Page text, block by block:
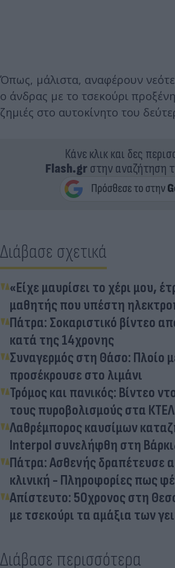
Όπως, μάλιστα, αναφέρουν
ο άνδρας με το τσεκούρι
ζημιές στο αυτοκίνητο του
Κάνε κλικ και δες
Flash.grστην αναζήτηση
Διάβασε σχετικά
«Eίχε μαυρίσει το χέρι μου,
μαθητής που υπέστη
Πάτρα: Σοκαριστικό βίντεο
κατά της 14χρονης
Συναγερμός στη Θάσο: Πλοίο
προσέκρουσε στο λιμάνι
Τρόμος και πανικός: Βίντεο
τους πυροβολισμούς στα
Λαθρέμπορος καυσίμων
Interpol συνελήφθη στη
Πάτρα: Ασθενής δραπέτευσε
κλινική - Πληροφορίες πως
Απίστευτο: 50χρονος στη
με τσεκούρι τα αμάξια των
Διάβασε περισσότερα